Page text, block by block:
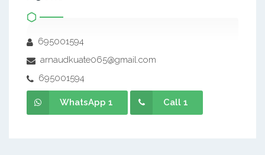
695001594
arnaudkuate065@gmail.com
695001594
WhatsApp 1 Call 1